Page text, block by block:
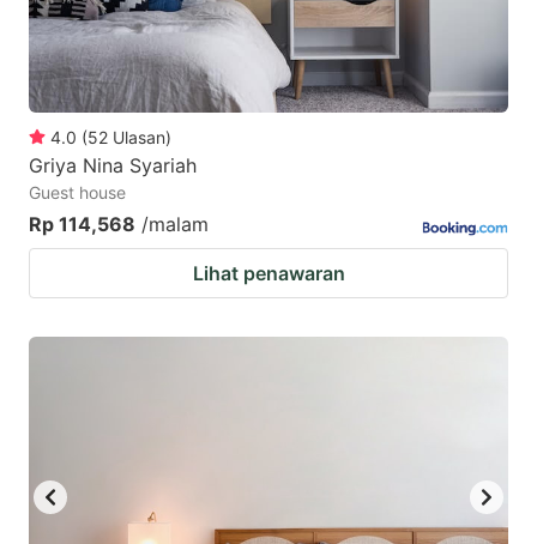
4.0 (52 Ulasan)
Griya Nina Syariah
Guest house
Rp 114,568 /malam
Lihat penawaran